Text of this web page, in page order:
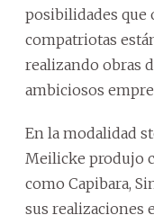
posibilidades que
compatriotas
realizando obras
ambiciosos
En la modalidad
Meilicke produjo
como Capibara,
sus realizaciones